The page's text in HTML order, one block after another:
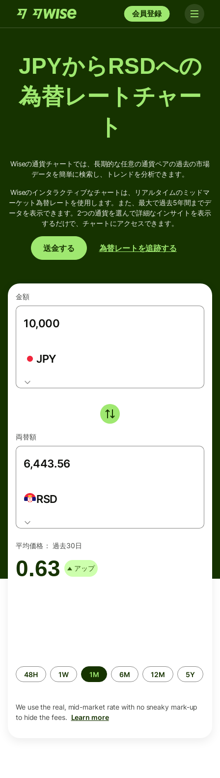
会員登録
JPYからRSDへの
為替レートチャー
ト
Wiseの通貨チャートでは、長期的な任意の通貨ペアの過去の市場
データを簡単に検索し、トレンドを分析できます。
Wiseのインタラクティブなチャートは、リアルタイムのミッドマ
ーケット為替レートを使用します。また、最大で過去5年間までデ
ータを表示できます。2つの通貨を選んで詳細なインサイトを表示
するだけで、チャートにアクセスできます。
送金する 為替レートを追跡する
金額
JPY
両替額
RSD
平均価格： 過去30日
0.63 アップ
Time
period
48H 1W 1M 6M 12M 5Y
We use the real, mid-market rate with no sneaky mark-up
to hide the fees. Learn more